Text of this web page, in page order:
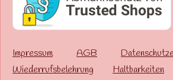
Impressum AGB
Wiederrufsbelehrung
Haltbarkeiten